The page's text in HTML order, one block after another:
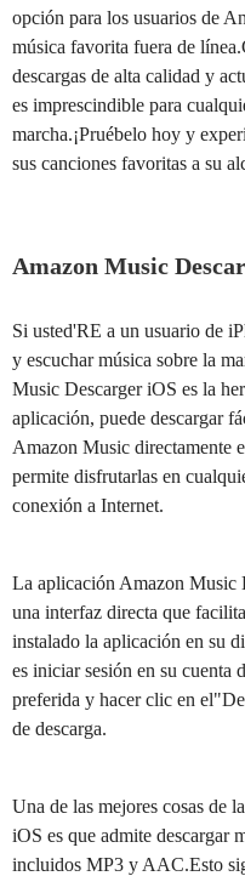
opción para los usuarios de
música favorita fuera de
descargas de alta calidad y
es imprescindible para
marcha.¡Pruébelo hoy y
sus canciones favoritas a su
Amazon Music
Si usted'RE a un usuario de
y escuchar música sobre la
Music Descarger iOS es la
aplicación, puede descargar
Amazon Music directamente
permite disfrutarlas en
conexión a Internet.
La aplicación Amazon Music
una interfaz directa que
instalado la aplicación en su
es iniciar sesión en su cuenta
preferida y hacer clic en
de descarga.
Una de las mejores cosas de
iOS es que admite descargar
incluidos MP3 y AAC.Esto